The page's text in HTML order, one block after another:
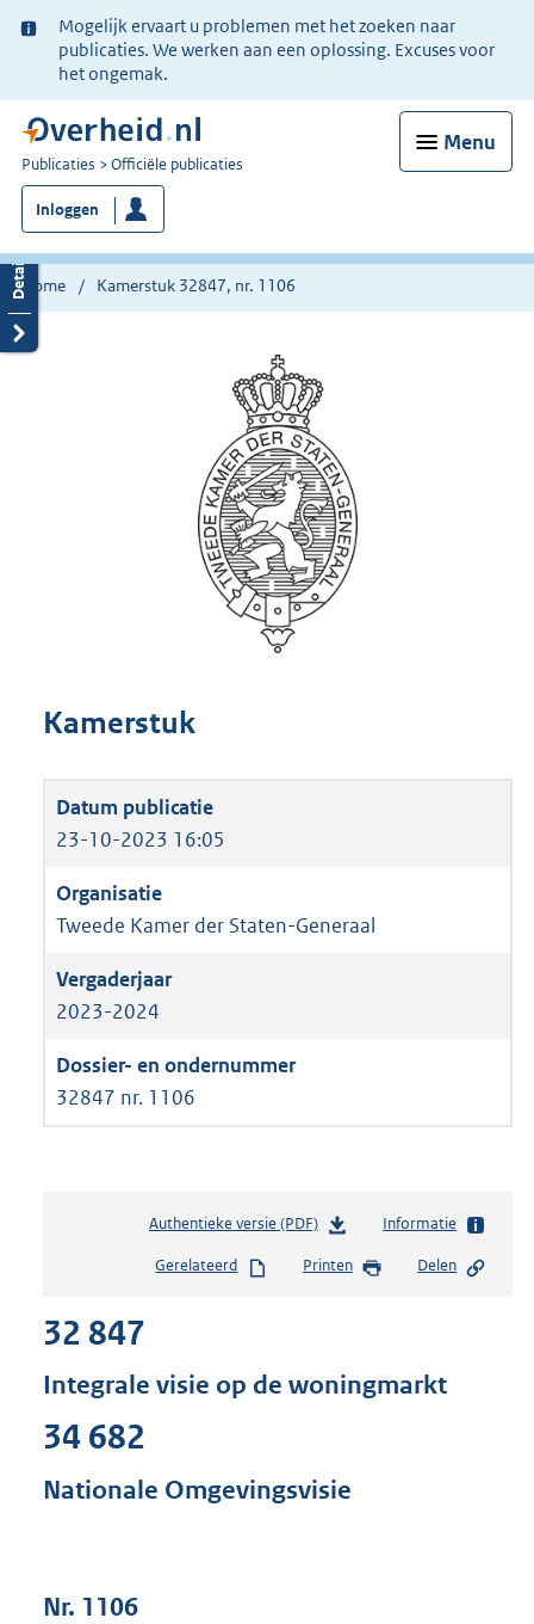
Ter
informatie:
Mogelijk ervaart u problemen met het zoeken naar
publicaties. We werken aan een oplossing. Excuses voor
het ongemak.
Menu
U
bent
nu
hier:
Publicaties Officiële publicaties
Inloggen
Home Kamerstuk 32847, nr. 1106
Kamerstuk
23-10-2023 16:05
Tweede Kamer der Staten-Generaal
2023-2024
32847 nr. 1106
Authentieke versie (PDF)b
s
s
o
Informatie
Gerelateerd Printen Delen
32 847
Integrale visie op de woningmarkt
34 682
Nationale Omgevingsvisie
Nr. 1106